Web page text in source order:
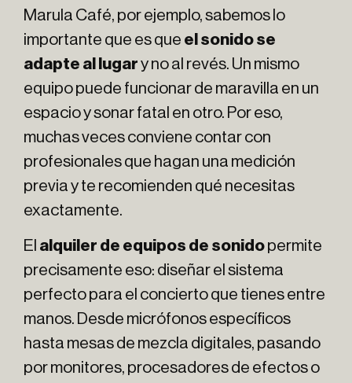
Marula Café, por ejemplo, sabemos lo
importante que es que el sonido se
adapte al lugary no al revés. Un mismo
equipo puede funcionar de maravilla en un
espacio y sonar fatal en otro. Por eso,
muchas veces conviene contar con
profesionales que hagan una medición
previa y te recomienden qué necesitas
exactamente.
El alquiler de equipos de sonidopermite
precisamente eso: diseñar el sistema
perfecto para el concierto que tienes entre
manos. Desde micrófonos específicos
hasta mesas de mezcla digitales, pasando
por monitores, procesadores de efectos o